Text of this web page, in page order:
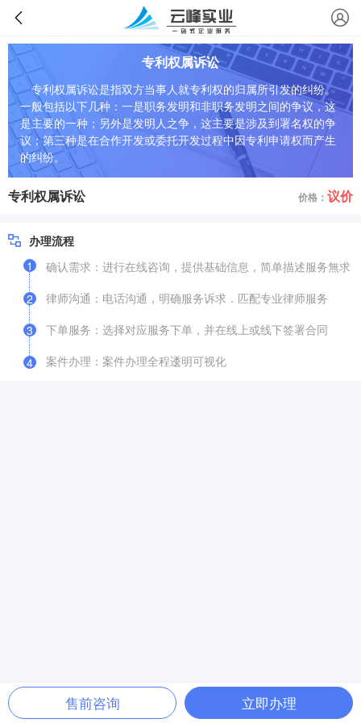
专利权属诉讼
专利权属诉讼是指双方当事人就专利权的归属所引发的纠纷。
一般包括以下几种：一是职务发明和非职务发明之间的争议，这
是主要的一种；另外是发明人之争，这主要是涉及到署名权的争
议；第三种是在合作开发或委托开发过程中因专利申请权而产生
的纠纷。
专利权属诉讼 价格： 议价
办理流程
1
确认需求：进行在线咨询，提供基础信息，简单描述服务無求
2
律师沟通：电话沟通，明确服务诉求．匹配专业律师服务
3
下单服务：选择对应服务下单，并在线上或线下签署合同
4 案件办理：案件办理全程逶明可视化
售前咨询 立即办理